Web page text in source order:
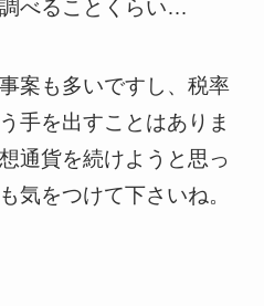
べることくらい…
案も多いですし、税率
手を出すことはありま
通貨を続けようと思っ
気をつけて下さいね。